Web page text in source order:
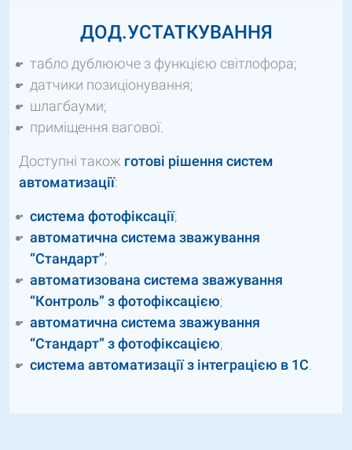
ДОД.УСТАТКУВАННЯ
табло дублююче з функцією світлофора;
датчики позиціонування;
шлагбауми;
приміщення вагової.
Доступні також готові рішення систем
автоматизації:
система фотофіксації;
автоматична система зважування
“Стандарт”;
автоматизована система зважування
“Контроль” з фотофіксацією;
автоматична система зважування
“Стандарт” з фотофіксацією;
система автоматизації з інтеграцією в 1С.